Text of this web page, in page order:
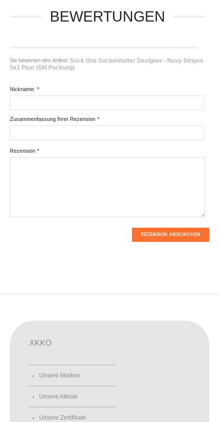
BEWERTUNGEN
Sie bewerten den Artikel: Sock Ons Sockenhalter Designer - Navy Stripes
5x1 Paar (GH Packung)
*
Nickname:
*
Zusammenfassung Ihrer Rezension
*
Rezension
REZENSION ABSCHICKEN
XKKO
Unsere Marken
Unsere Atteste
Unsere Zertifikate